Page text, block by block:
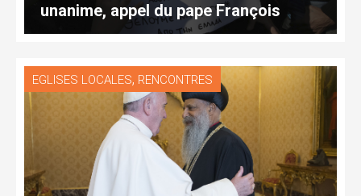
unanime, appel du pape François
EGLISES LOCALES, RENCONTRES